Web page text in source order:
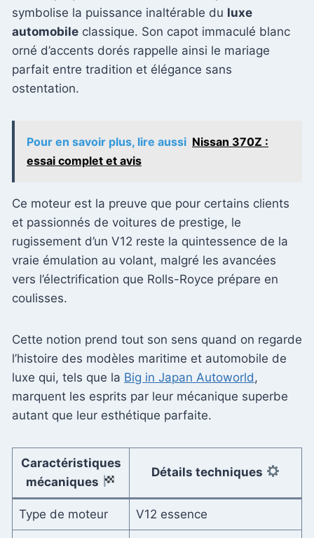
symbolise la puissance inaltérable du luxe
automobile classique. Son capot immaculé blanc
orné d’accents dorés rappelle ainsi le mariage
parfait entre tradition et élégance sans
ostentation.
Pour en savoir plus, lire aussi Nissan 370Z :
essai complet et avis
Ce moteur est la preuve que pour certains clients
et passionnés de voitures de prestige, le
rugissement d’un V12 reste la quintessence de la
vraie émulation au volant, malgré les avancées
vers l’électrification que Rolls-Royce prépare en
coulisses.
Cette notion prend tout son sens quand on regarde
l’histoire des modèles maritime et automobile de
luxe qui, tels que la Big in Japan Autoworld ,
marquent les esprits par leur mécanique superbe
autant que leur esthétique parfaite.
Caractéristiques
mécaniques
Détails techniques
Type de moteur V12 essence